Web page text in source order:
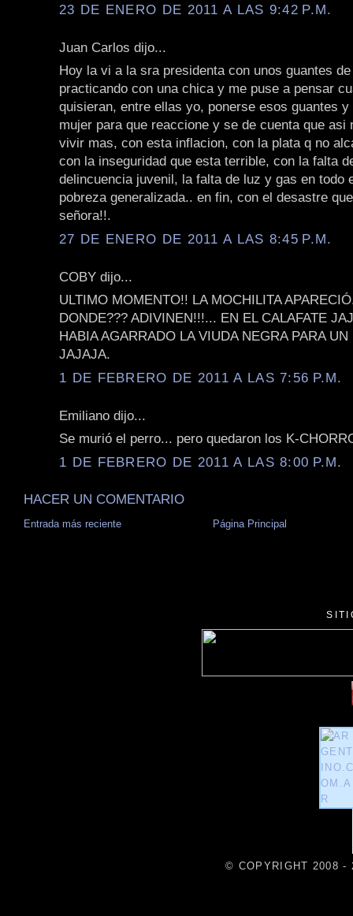
23 DE ENERO DE 2011 A LAS 9:42 P.M.
Juan Carlos dijo...
Hoy la vi a la sra presidenta con unos guantes
practicando con una chica y me puse a pensar
quisieran, entre ellas yo, ponerse esos guantes
mujer para que reaccione y se de cuenta que asi
vivir mas, con esta inflacion, con la plata q no
con la inseguridad que esta terrible, con la falta
delincuencia juvenil, la falta de luz y gas en todo
pobreza generalizada.. en fin, con el desastre
señora!!.
27 DE ENERO DE 2011 A LAS 8:45 P.M.
COBY dijo...
ULTIMO MOMENTO!! LA MOCHILITA
DONDE??? ADIVINEN!!!... EN EL CALAFATE
HABIA AGARRADO LA VIUDA NEGRA PARA
JAJAJA.
1 DE FEBRERO DE 2011 A LAS 7:56 P.M.
Emiliano dijo...
Se murió el perro... pero quedaron los K-
1 DE FEBRERO DE 2011 A LAS 8:00 P.M.
HACER UN COMENTARIO
Entrada más reciente Página Principal
© COPYRIGHT 2008